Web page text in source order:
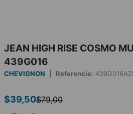
JEAN HIGH RISE COSMO
439G016
CHEVIGNON Referencia:
$39,50$79,00